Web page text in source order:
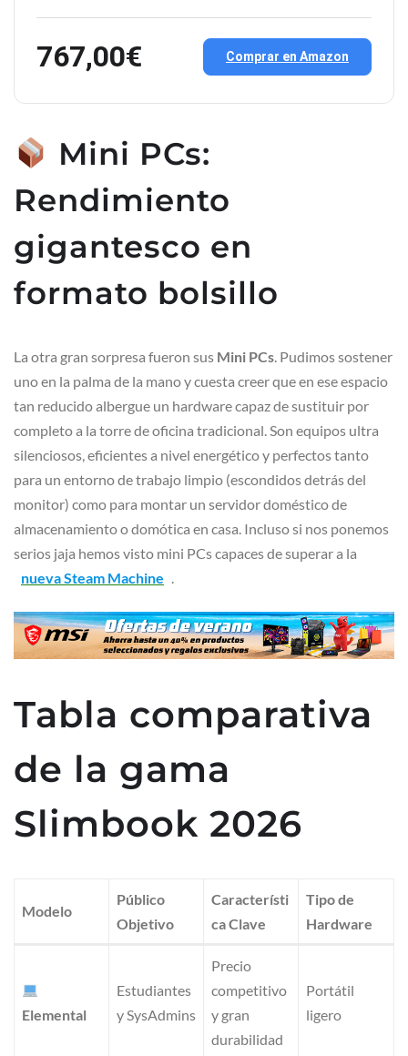
767,00€ Comprar en Amazon
Mini PCs:
Rendimiento
gigantesco en
formato bolsillo
La otra gran sorpresa fueron sus Mini PCs. Pudimos sostener
uno en la palma de la mano y cuesta creer que en ese espacio
tan reducido albergue un hardware capaz de sustituir por
completo a la torre de oficina tradicional. Son equipos ultra
silenciosos, eficientes a nivel energético y perfectos tanto
para un entorno de trabajo limpio (escondidos detrás del
monitor) como para montar un servidor doméstico de
almacenamiento o domótica en casa. Incluso si nos ponemos
serios jaja hemos visto mini PCs capaces de superar a la
nueva Steam Machine .
Tabla comparativa
de la gama
Slimbook 2026
Modelo
Público
Objetivo
Característi
ca Clave
Tipo de
Hardware
Elemental
Estudiantes
y SysAdmins
Precio
competitivo
y gran
durabilidad
Portátil
ligero